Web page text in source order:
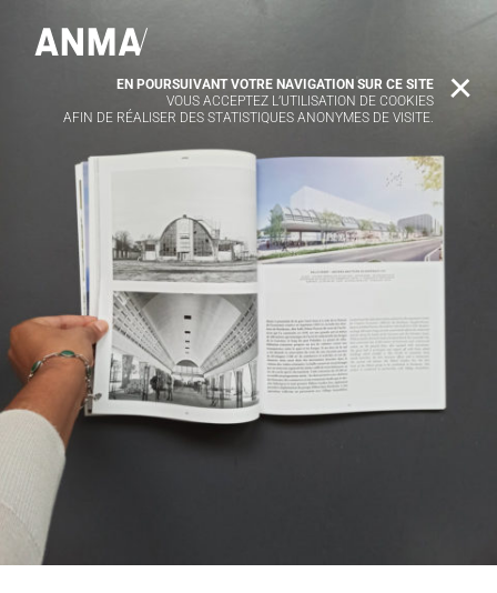
EN POURSUIVANT VOTRE NAVIGATION SUR CE SITE
VOUS ACCEPTEZ L’UTILISATION DE COOKIES
AFIN DE RÉALISER DES STATISTIQUES ANONYMES DE VISITE.
X